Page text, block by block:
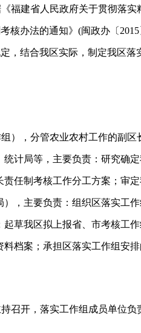
福建省人民政府关于贯彻落实
核办法的通知》 (闽政办〔 2015
，结合我区实际，制定我区落
），分管农业农村工作的副区
计局等，主要负责：研究确
任制考核工作分工方案；审
，主要负责：组织区落实工
草我区拟上报省、市考核工
档案；承担区落实工作组安排
召开，落实工作组成员单位负